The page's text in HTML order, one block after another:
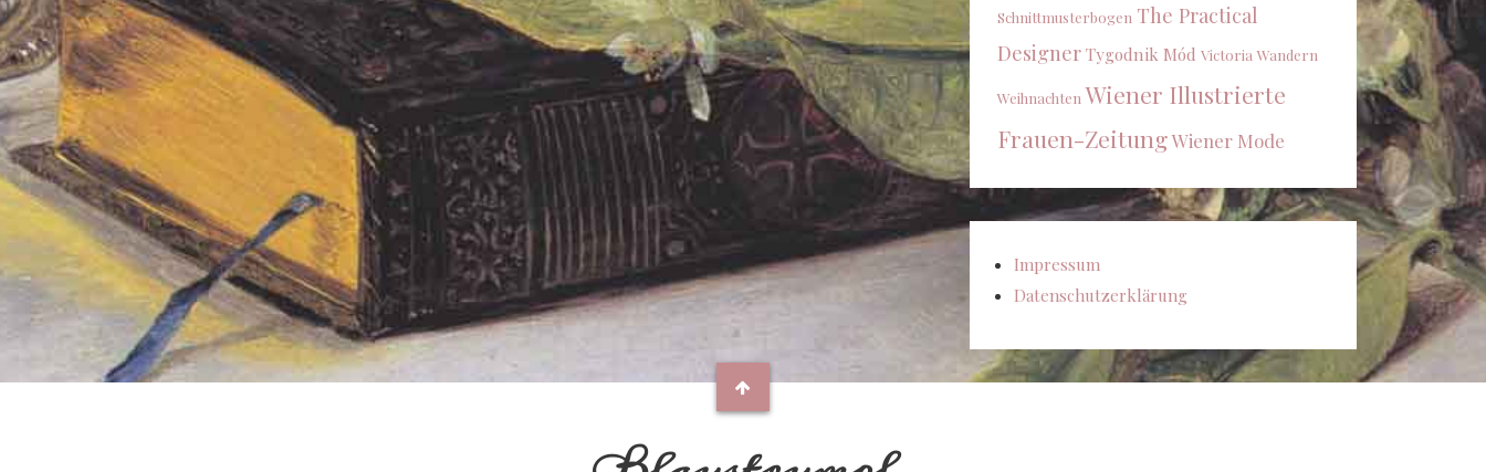
Schnittmusterbogen The Practical
Designer Tygodnik Mód Victoria Wandern
Weihnachten Wiener Illustrierte
Frauen-ZeitungWiener Mode
Impressum
Datenschutzerklärung